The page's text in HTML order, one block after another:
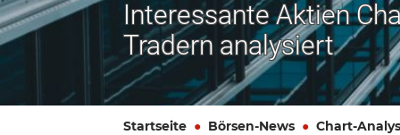
Interessante Aktien
Tradern analysiert
Startseite Börsen-News Chart-